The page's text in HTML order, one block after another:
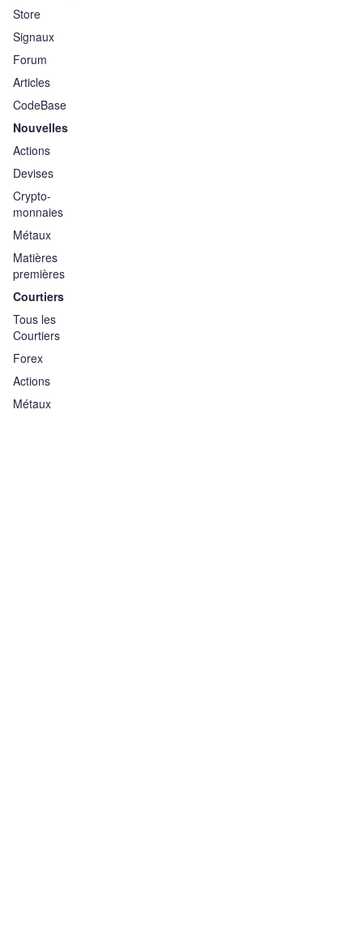
Store
Signaux
Forum
Articles
CodeBase
Nouvelles
Actions
Devises
Crypto-
monnaies
Métaux
Matières
premières
Courtiers
Tous les
Courtiers
Forex
Actions
Métaux